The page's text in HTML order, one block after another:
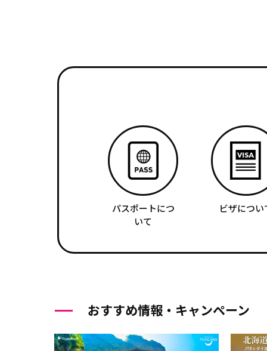
パスポートにつ
いて
ビザについ
おすすめ情報・キャンペーン